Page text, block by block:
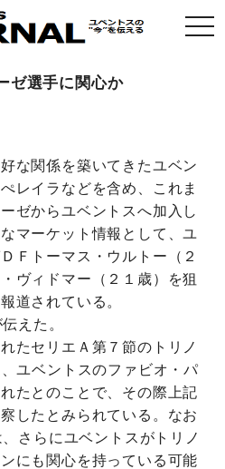
ゼ選手に関心か
な関係を築いてきたユベン
レイラなどを含め、これま
ゼからユベントスへ加入し
マーケット情報として、ユ
Ｆトーマス・ウルトー（２
ヴィドマー（２１歳）を狙
道されている。
えた。
たセリエＡ第７節のトリノ
ユベントスのファビオ・パ
たとのことで、その際上記
したとみられている。なお
さらにユベントスがトリノ
にも関心を持っている可能